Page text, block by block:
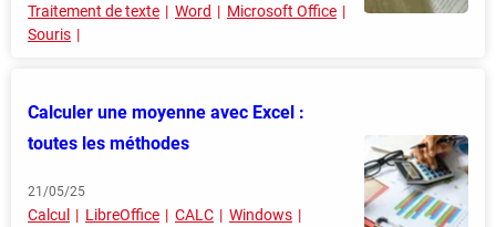
Traitement de texte Word
Microsoft Office
Souris
Calculer une moyenne avec Excel :
toutes les méthodes
21/05/25
Calcul LibreOffice CALC
Windows